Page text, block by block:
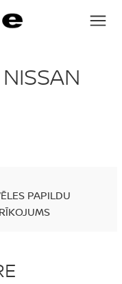
PAPILDU